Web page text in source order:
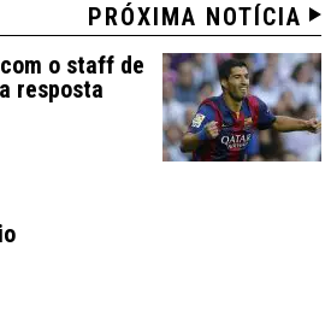
PRÓXIMA NOTÍCIA
o staff de
resposta